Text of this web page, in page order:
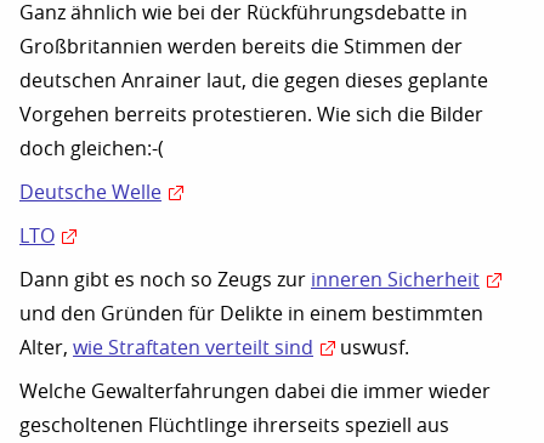
Ganz ähnlich wie bei der Rückführungsdebatte in
Großbritannien werden bereits die Stimmen der
deutschen Anrainer laut, die gegen dieses geplante
Vorgehen berreits protestieren. Wie sich die Bilder
doch gleichen:-(
Deutsche Welle
LTO
Dann gibt es noch so Zeugs zur inneren Sicherheit
und den Gründen für Delikte in einem bestimmten
Alter, wie Straftaten verteilt sind
uswusf.
Welche Gewalterfahrungen dabei die immer wieder
gescholtenen Flüchtlinge ihrerseits speziell aus